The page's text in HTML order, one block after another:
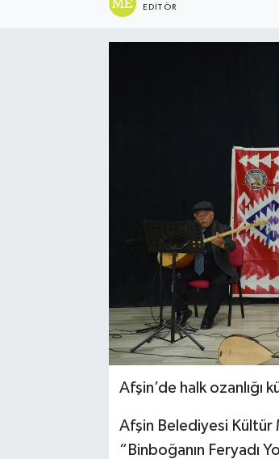
EDITÖR
Afşin’de halk ozanlığı
Afşin Belediyesi Kültür
“Binboğanın Feryadı